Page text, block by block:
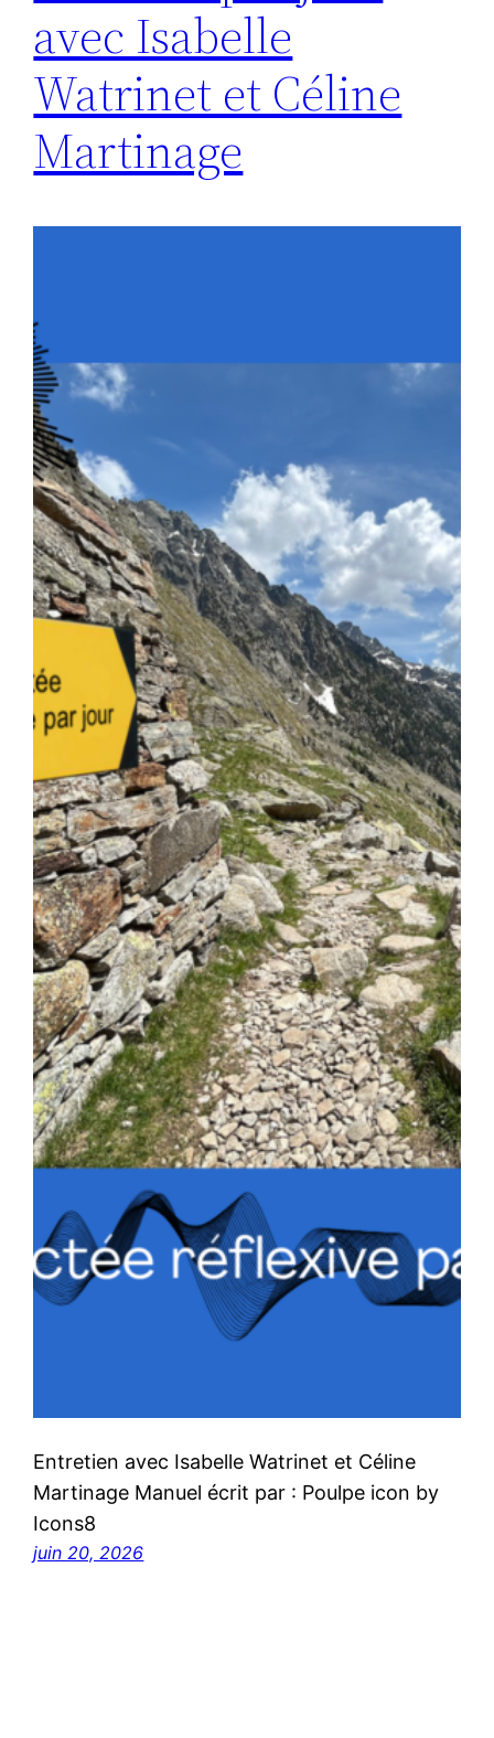
avec Isabelle
Watrinet et Céline
Martinage
Entretien avec Isabelle Watrinet et Céline
Martinage Manuel écrit par : Poulpe icon by
Icons8
juin 20, 2026